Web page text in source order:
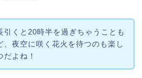
引くと20時半を過ぎちゃうことも
、夜空に咲く花火を待つのも楽し
だよね！